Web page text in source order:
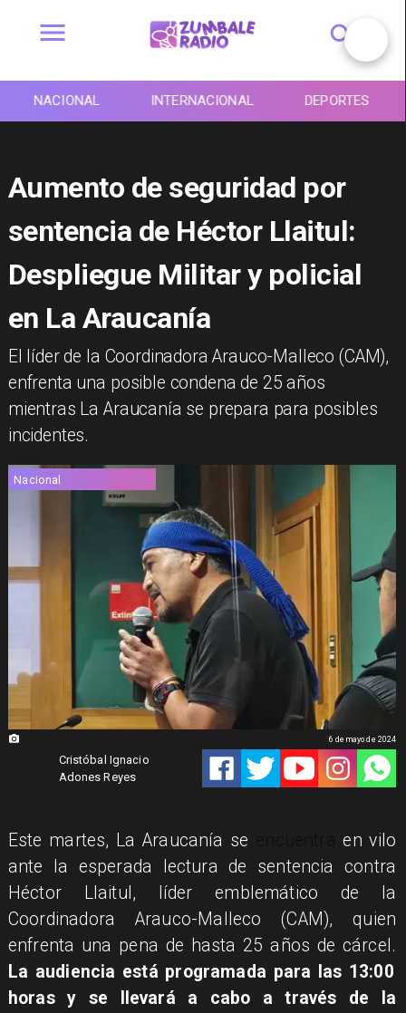
NACIONAL INTERNACIONAL DEPORTES
Aumento de seguridad por
sentencia de Héctor Llaitul:
Despliegue Militar y policial
en La Araucanía
El líder de la Coordinadora Arauco-Malleco (CAM),
enfrenta una posible condena de 25 años
mientras La Araucanía se prepara para posibles
incidentes.
Nacional
Cristóbal Ignacio
Adones Reyes
6 de mayo de 2024
Este martes, La Araucanía se
en vilo
ante la esperada lectura de sentencia contra
Héctor Llaitul, líder emblemático de la
Coordinadora Arauco-Malleco (CAM), quien
enfrenta una pena de hasta 25 años de cárcel.
La audiencia está programada para las 13:00
horas y se llevará a cabo a través de la